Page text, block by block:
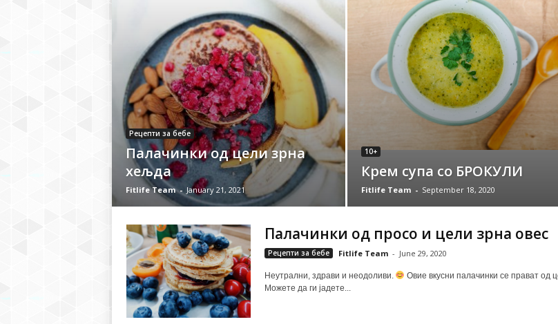
Рецепти за бебе
Палачинки од цели зрна
хељда
Fitlife Team - January 21, 2021
10+
Крем супа со БРОКУЛИ
Fitlife Team - September 18, 2020
Палачинки од просо и цели зрна овес
Рецепти за бебе Fitlife Team - June 29, 2020
Неутрални, здрави и неодоливи.
Овие вкусни палачинки се прават од
Можете да ги јадете...